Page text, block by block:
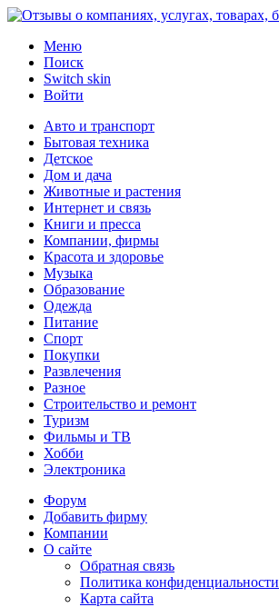
Меню
Поиск
Switch skin
Войти
Авто и транспорт
Бытовая техника
Детское
Дом и дача
Животные и растения
Интернет и связь
Книги и пресса
Компании, фирмы
Красота и здоровье
Музыка
Образование
Одежда
Питание
Спорт
Покупки
Развлечения
Разное
Строительство и ремонт
Туризм
Фильмы и ТВ
Хобби
Электроника
Форум
Добавить фирму
Компании
О сайте
Обратная связь
Политика конфиденциальности
Карта сайта